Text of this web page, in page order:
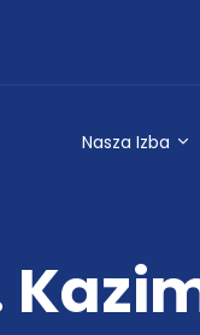
Nasza Izba